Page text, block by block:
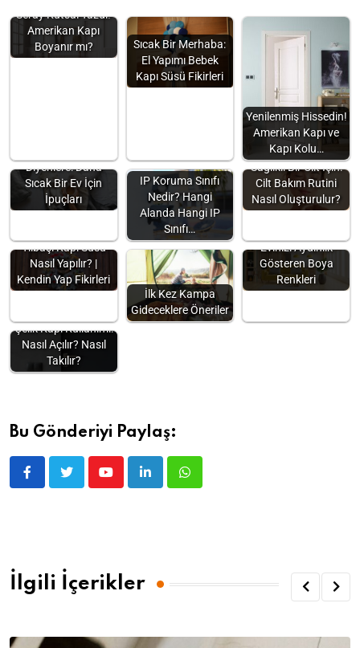
Seray Kutsal Yazdı!
Amerikan Kapı
Boyanır mı?
Sıcak Bir Merhaba:
El Yapımı Bebek
Kapı Süsü Fikirleri
Yenilenmiş Hissedin!
Amerikan Kapı ve
Kapı Kolu…
Diyenlere: Daha
Sıcak Bir Ev İçin
İpuçları
IP Koruma Sınıfı
Nedir? Hangi
Alanda Hangi IP
Sınıfı…
Sağlıklı Bir Cilt İçin:
Cilt Bakım Rutini
Nasıl Oluşturulur?
Yılbaşı Kapı Süsü
Nasıl Yapılır? |
Kendin Yap Fikirleri
İlk Kez Kampa
Gideceklere Öneriler
Evinizi Aydınlık
Gösteren Boya
Renkleri
Çelik Kapı Kullanımı:
Nasıl Açılır? Nasıl
Takılır?
Bu Gönderiyi Paylaş:
İlgili İçerikler